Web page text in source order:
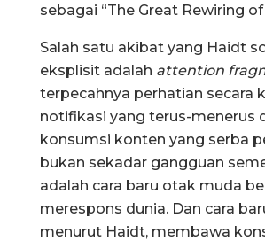
sebagai “The Great Rewiring
Salah satu akibat yang Haidt
eksplisit adalah attention
terpecahnya perhatian secara
notifikasi yang terus-menerus
konsumsi konten yang serba
bukan sekadar gangguan
adalah cara baru otak muda
merespons dunia. Dan cara
menurut Haidt, membawa